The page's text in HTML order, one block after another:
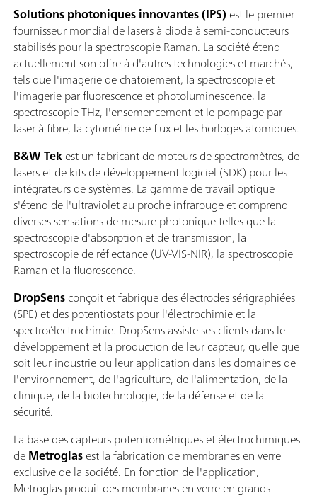
Solutions photoniques innovantes (IPS) est le premier
fournisseur mondial de lasers à diode à semi-conducteurs
stabilisés pour la spectroscopie Raman. La société étend
actuellement son offre à d'autres technologies et marchés,
tels que l'imagerie de chatoiement, la spectroscopie et
l'imagerie par fluorescence et photoluminescence, la
spectroscopie THz, l'ensemencement et le pompage par
laser à fibre, la cytométrie de flux et les horloges atomiques.
B&W Tekest un fabricant de moteurs de spectromètres, de
lasers et de kits de développement logiciel (SDK) pour les
intégrateurs de systèmes. La gamme de travail optique
s'étend de l'ultraviolet au proche infrarouge et comprend
diverses sensations de mesure photonique telles que la
spectroscopie d'absorption et de transmission, la
spectroscopie de réflectance (UV-VIS-NIR), la spectroscopie
Raman et la fluorescence.
DropSensconçoit et fabrique des électrodes sérigraphiées
(SPE) et des potentiostats pour l'électrochimie et la
spectroélectrochimie. DropSens assiste ses clients dans le
développement et la production de leur capteur, quelle que
soit leur industrie ou leur application dans les domaines de
l'environnement, de l'agriculture, de l'alimentation, de la
clinique, de la biotechnologie, de la défense et de la
sécurité.
La base des capteurs potentiométriques et électrochimiques
deMetroglasest la fabrication de membranes en verre
exclusive de la société. En fonction de l'application,
Metroglas produit des membranes en verre en grands